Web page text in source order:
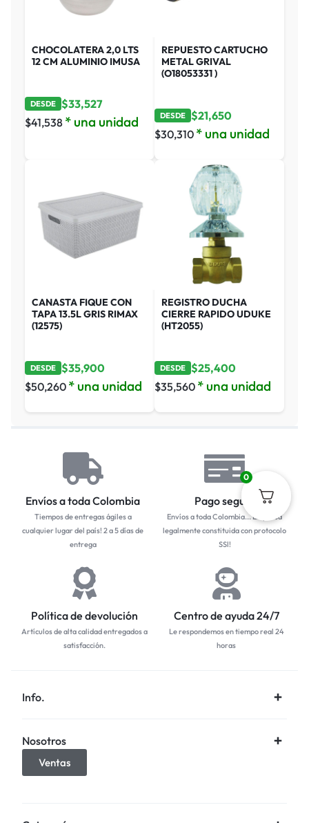
CHOCOLATERA 2,0 LTS
12 CM ALUMINIO IMUSA
DESDE $33,527
$41,538 * una unidad
REPUESTO CARTUCHO
METAL GRIVAL
(O18053331 )
DESDE $21,650
$30,310 * una unidad
CANASTA FIQUE CON
TAPA 13.5L GRIS RIMAX
(12575)
DESDE $35,900
$50,260 * una unidad
REGISTRO DUCHA
CIERRE RAPIDO UDUKE
(HT2055)
DESDE $25,400
$35,560 * una unidad
Envíos a toda Colombia
Tiempos de entregas ágiles a
cualquier lugar del país! 2 a 5 días de
entrega
Pago seguro
Envíos a toda Colombia... Empresa
legalmente constituida con protocolo
SSl!
Política de devolución
Artículos de alta calidad entregados a
satisfacción.
Centro de ayuda 24/7
Le respondemos en tiempo real 24
horas
Info.
Nosotros
Ventas
0